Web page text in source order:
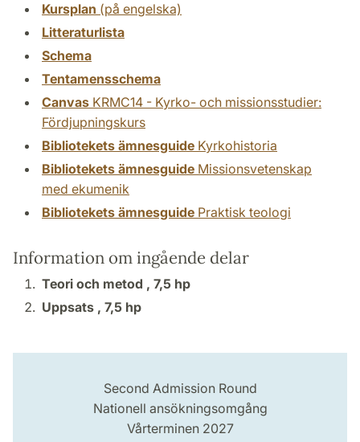
Kursplan (på engelska)
Litteraturlista
Schema
Tentamensschema
Canvas KRMC14 - Kyrko- och missionsstudier:
Fördjupningskurs
Bibliotekets ämnesguide Kyrkohistoria
Bibliotekets ämnesguide Missionsvetenskap
med ekumenik
Bibliotekets ämnesguide Praktisk teologi
Information om ingående delar
Teori och metod , 7,5 hp
Uppsats , 7,5 hp
Second Admission Round
Nationell ansökningsomgång
Vårterminen 2027